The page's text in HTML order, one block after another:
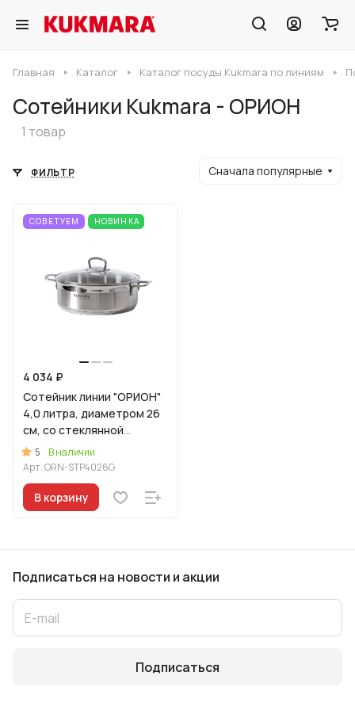
Главная Каталог Каталог посуды Kukmara по линиям
Сотейники Kukmara - ОРИОН
1 товар
ФИЛЬТР Сначала популярные
СОВЕТУЕМ НОВИНКА
4 034 ₽
Сотейник линии "ОРИОН"
4,0 литра, диаметром 26
см, со стеклянной
крышкой
5
В наличии
Арт.ORN-STP4026G
В корзину
Подписаться на новости и акции
Подписаться